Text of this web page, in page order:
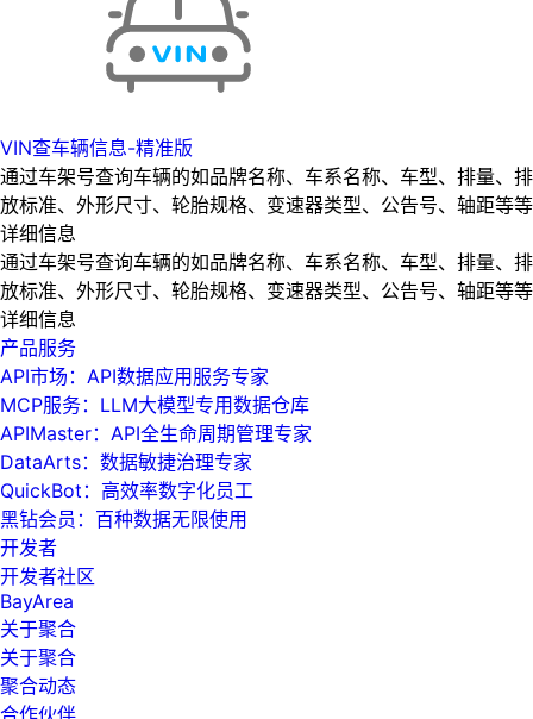
VIN查车辆信息-精准版
通过车架号查询车辆的如品牌名称、车系名称、车型、排量、排
放标准、外形尺寸、轮胎规格、变速器类型、公告号、轴距等等
详细信息
通过车架号查询车辆的如品牌名称、车系名称、车型、排量、排
放标准、外形尺寸、轮胎规格、变速器类型、公告号、轴距等等
详细信息
产品服务
API市场：API数据应用服务专家
MCP服务：LLM大模型专用数据仓库
APIMaster：API全生命周期管理专家
DataArts：数据敏捷治理专家
QuickBot：高效率数字化员工
黑钻会员：百种数据无限使用
开发者
开发者社区
BayArea
关于聚合
关于聚合
聚合动态
合作伙伴